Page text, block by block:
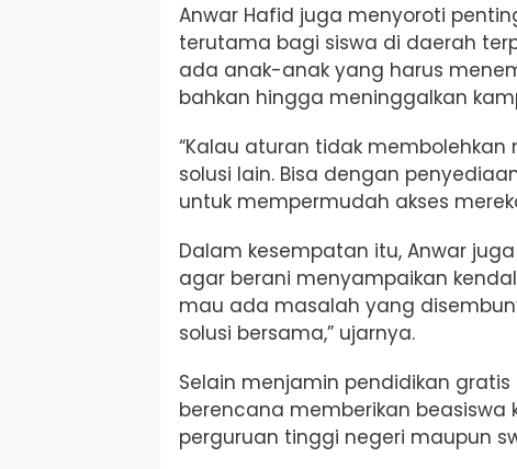
Anwar Hafid juga menyoroti
terutama bagi siswa di daerah
ada anak-anak yang harus
bahkan hingga meninggalkan
“Kalau aturan tidak
solusi lain. Bisa dengan
untuk mempermudah akses
Dalam kesempatan itu, Anwar
agar berani menyampaikan
mau ada masalah yang
solusi bersama,” ujarnya.
Selain menjamin pendidikan gratis
berencana memberikan beasiswa
perguruan tinggi negeri maupun